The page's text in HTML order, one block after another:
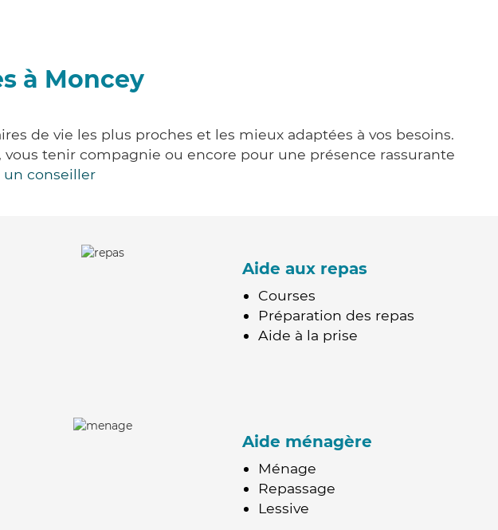
à Moncey
de vie les plus proches et les mieux adaptées à vos besoins.
tenir compagnie ou encore pour une présence rassurante
conseiller
Aide aux repas
Courses
Préparation des repas
Aide à la prise
Aide ménagère
Ménage
Repassage
Lessive